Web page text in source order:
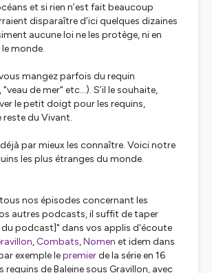
et si rien n’est fait beaucoup
disparaître d’ici quelques dizaines
aucune loi ne les protège, ni en
monde.
mangez parfois du requin
de mer" etc…). S’il le souhaite,
le petit doigt pour les requins,
du Vivant.
par mieux les connaître. Voici notre
les plus étranges du monde.
nos épisodes concernant les
autres podcasts, il suffit de taper
podcast]" dans vos applis d'écoute
, Combats,Nomen et idem dans
exemple lepremierde la série en 16
requins de Baleine sous Gravillon, avec